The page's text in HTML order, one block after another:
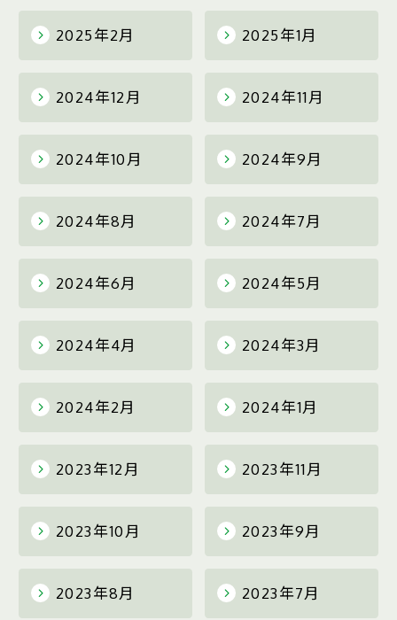
2025年2月 2025年1月
2024年12月 2024年11月
2024年10月 2024年9月
2024年8月 2024年7月
2024年6月 2024年5月
2024年4月 2024年3月
2024年2月 2024年1月
2023年12月 2023年11月
2023年10月 2023年9月
2023年8月 2023年7月